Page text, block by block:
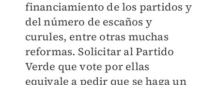
financiamiento de los partidos y
del número de escaños y
curules, entre otras muchas
reformas. Solicitar al Partido
Verde que vote por ellas
equivale a pedir que se haga un